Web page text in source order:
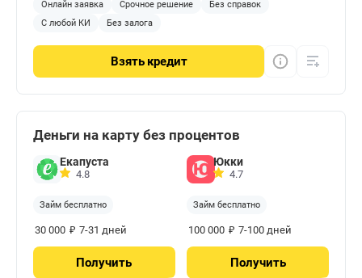
Онлайн заявка Срочное решение
Без справок
С любой КИ
Без залога
Взять кредит
Деньги на карту без процентов
Екапуста
4.8
Займ бесплатно
30 000 ₽ 7-31 дней
Получить
Юкки
4.7
Займ бесплатно
100 000 ₽ 7-100 дней
Получить